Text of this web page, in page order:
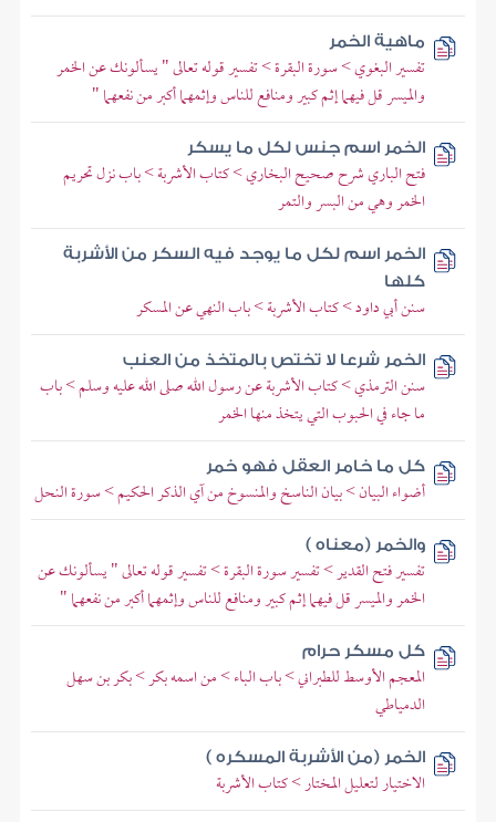
ماهية الخمر
تفسير البغوي > سورة البقرة > تفسير قوله تعالى " يسألونك عن الخمر
والميسر قل فيهما إثم كبير ومنافع للناس وإثمهما أكبر من نفعهما "
الخمر اسم جنس لكل ما يسكر
فتح الباري شرح صحيح البخاري > كتاب الأشربة > باب نزل تحريم
الخمر وهي من البسر والتمر
الخمر اسم لكل ما يوجد فيه السكر من الأشربة
كلها
سنن أبي داود > كتاب الأشربة > باب النهي عن المسكر
الخمر شرعا لا تختص بالمتخذ من العنب
سنن الترمذي > كتاب الأشربة عن رسول الله صلى الله عليه وسلم > باب
ما جاء في الحبوب التي يتخذ منها الخمر
كل ما خامر العقل فهو خمر
أضواء البيان > بيان الناسخ والمنسوخ من آي الذكر الحكيم > سورة النحل
والخمر (معناه )
تفسير فتح القدير > تفسير سورة البقرة > تفسير قوله تعالى " يسألونك عن
الخمر والميسر قل فيهما إثم كبير ومنافع للناس وإثمهما أكبر من نفعهما "
كل مسكر حرام
المعجم الأوسط للطبراني > باب الباء > من اسمه بكر > بكر بن سهل
الدمياطي
الخمر (من الأشربة المسكره )
الاختيار لتعليل المختار > كتاب الأشربة